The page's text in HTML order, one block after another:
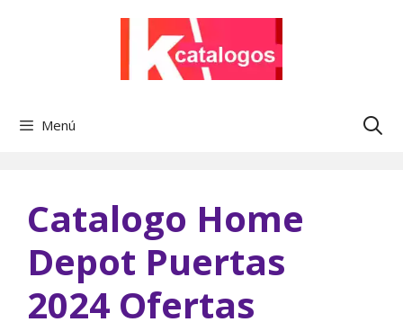
Menú
Catalogo Home
Depot Puertas
2024 Ofertas